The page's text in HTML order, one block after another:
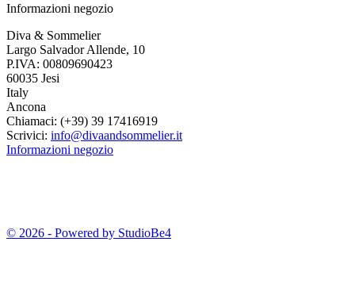
Informazioni negozio
Diva & Sommelier
Largo Salvador Allende, 10
P.IVA: 00809690423
60035 Jesi
Italy
Ancona
Chiamaci: (+39) 39 17416919
Scrivici: info@divaandsommelier.it
Informazioni negozio
© 2026 - Powered by StudioBe4